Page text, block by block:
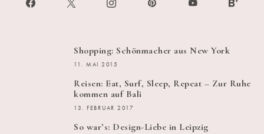
Shopping: Schönmacher aus New York
11. MAI 2015
Reisen: Eat, Surf, Sleep, Repeat – Zur Ruhe
kommen auf Bali
13. FEBRUAR 2017
So war’s: Design-Liebe in Leipzig